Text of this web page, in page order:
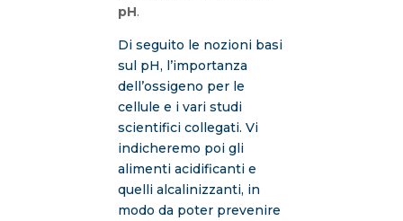
pH.
Di seguito le nozioni basi
sul pH, l’importanza
dell’ossigeno per le
cellule e i vari studi
scientifici collegati. Vi
indicheremo poi gli
alimenti acidificanti e
quelli alcalinizzanti, in
modo da poter prevenire